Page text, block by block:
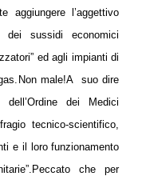
aggiungere l’aggettivo
dei sussidi economici
ed agli impianti di
Non male!A
suo dire
dei Medici
tecnico-scientifico,
e il loro funzionamento
Peccato che per